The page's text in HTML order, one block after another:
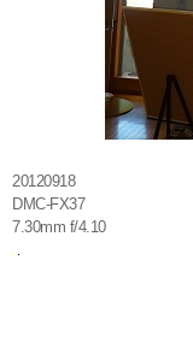
20120918
DMC-FX37
7.30mm f/4.10